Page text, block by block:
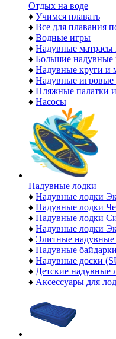
Отдых на воде
♦ Учимся плавать
♦ Все для плавания
♦ Водные игры
♦ Надувные матрасы
♦ Большие надувные
♦ Надувные круги и
♦ Надувные игровые
♦ Пляжные палатки
♦ Насосы
Надувные лодки
♦ Надувные лодки
♦ Надувные лодки
♦ Надувные лодки
♦ Надувные лодки
♦ Элитные
♦ Надувные байдарки
♦ Надувные доски
♦ Детские надувные
♦ Аксессуары для